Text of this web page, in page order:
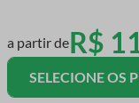
a partir deR$
SELECIONE OS